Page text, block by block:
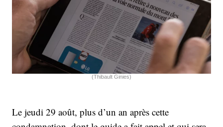
(Thibault Ginies)
Le jeudi 29 août, plus d’un an après cette